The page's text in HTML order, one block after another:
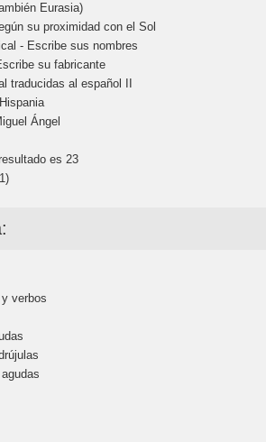
Eurasia)
su proximidad con el Sol
- Escribe sus nombres
su fabricante
traducidas al español II
Ángel
es 23
verbos